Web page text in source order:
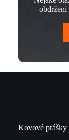
obdržení
Kovové prášky